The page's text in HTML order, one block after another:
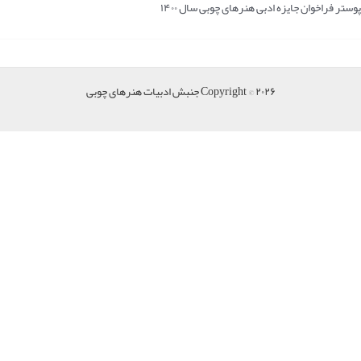
فراخوان جایزه ادبی هنرهای چوبی سال ۱۴۰۰
Copyright © ۲۰۲۶ جنبش ادبیات هنرهای چوبی